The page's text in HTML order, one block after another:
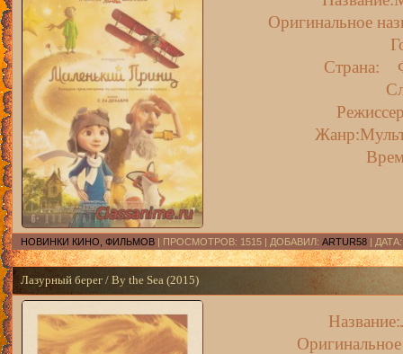
Оригинальное
Страна:
НОВИНКИ КИНО, ФИЛЬМОВ | ПРОСМОТРОВ: 1515 | ДОБАВИЛ: ARTUR58 |
Лазурный берег / By the Sea (2015)